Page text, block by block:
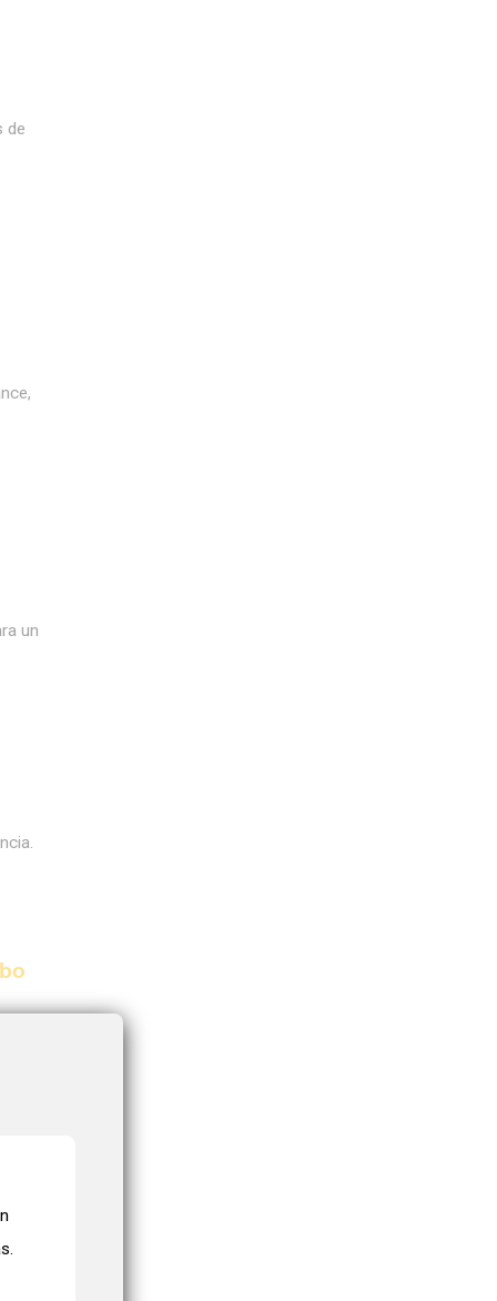
de
un